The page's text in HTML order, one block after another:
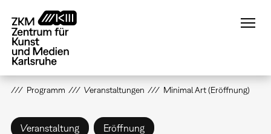
zum
Inhalt
Programm Veranstaltungen Minimal Art (Eröffnung)
Veranstaltung Eröffnung